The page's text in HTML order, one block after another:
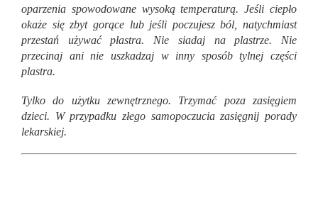
oparzenia spowodowane wysoką temperaturą. Jeśli ciepło
okaże się zbyt gorące lub jeśli poczujesz ból, natychmiast
przestań używać plastra. Nie siadaj na plastrze. Nie
przecinaj ani nie uszkadzaj w inny sposób tylnej części
plastra.
Tylko do użytku zewnętrznego. Trzymać poza zasięgiem
dzieci. W przypadku złego samopoczucia zasięgnij porady
lekarskiej.